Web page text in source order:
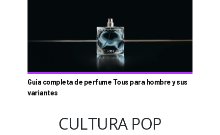
Guía completa de perfume Tous para hombre y sus
variantes
CULTURA POP